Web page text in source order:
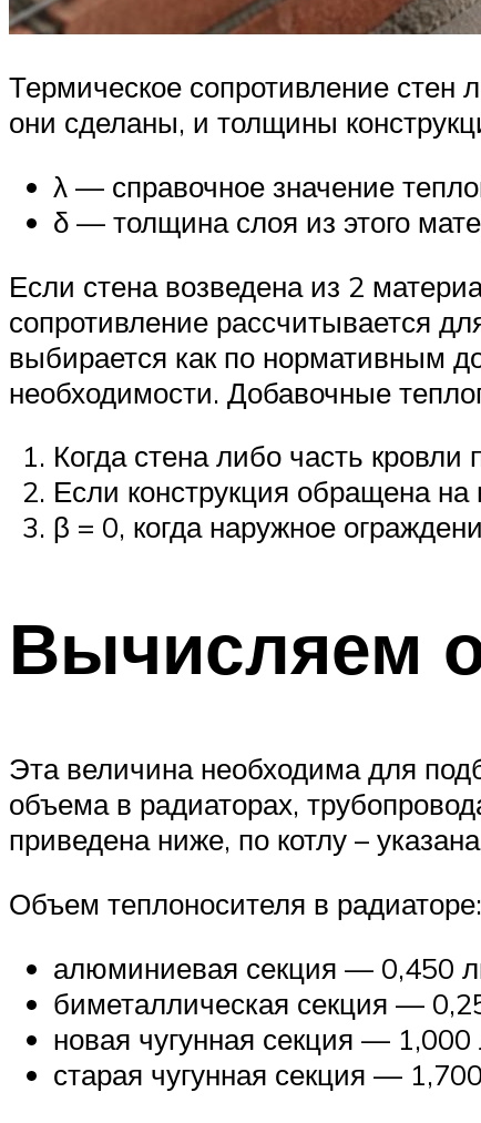
Термическое сопротивление стен
они сделаны, и толщины
λ — справочное значение
δ — толщина слоя из этого
Если стена возведена из 2
сопротивление рассчитывается
выбирается как по нормативным
необходимости. Добавочные
Когда стена либо часть
Если конструкция обращена
β = 0, когда наружное
Вычисляем
Эта величина необходима для
объема в радиаторах,
приведена ниже, по котлу –
Объем теплоносителя в радиаторе:
алюминиевая секция — 0,450
биметаллическая секция —
новая чугунная секция — 1,000
старая чугунная секция —